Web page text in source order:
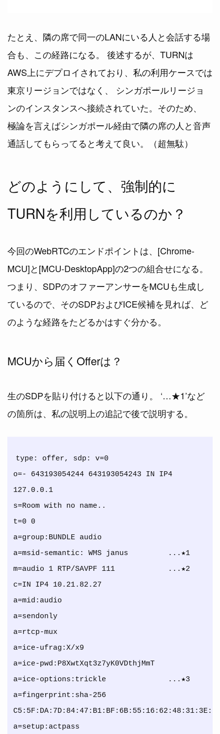
たとえ、隣の席で同一のLANにいる人と会話する場
合も、この経路になる。 後述するが、TURNは
AWS上にデプロイされており、私の利用ケースでは
東京リージョンではなく、 シンガポールリージョ
ンのインスタンスへ接続されていた。そのため、
極論を言えばシンガポール経由で隣の席の人と音声
通話してもらってると考えて良い。（超無駄）
どのようにして、強制的に
TURNを利用しているのか？
今回のWebRTCのエンドポイントは、[Chrome-
MCU]と[MCU-DesktopApp]の2つの組合せになる。
つまり、SDPのオファーアンサーをMCUも生成し
ているので、そのSDPおよびICE候補を見れば、ど
のような経路をたどるかはすぐ分かる。
MCUから届くOfferは？
生のSDPを貼り付けると以下の通り。 ‘…★1’など
の箇所は、私の説明上の追記で後で説明する。
type: offer, sdp: v=0
o=- 643193054244 643193054243 IN IP4
127.0.0.1
s=Room with no name..
t=0 0
a=group:BUNDLE audio
a=msid-semantic: WMS janus         ...★1
m=audio 1 RTP/SAVPF 111            ...★2
c=IN IP4 10.21.82.27
a=mid:audio
a=sendonly
a=rtcp-mux
a=ice-ufrag:X/x9
a=ice-pwd:P8XwtXqt3z7yK0VDthjMmT
a=ice-options:trickle              ...★3
a=fingerprint:sha-256
a=setup:actpass